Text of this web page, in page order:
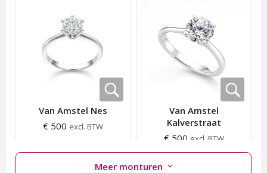
Van Amstel Nes
€ 500 excl. BTW
Van Amstel
Kalverstraat
€ 500 excl. BTW
Meer monturen